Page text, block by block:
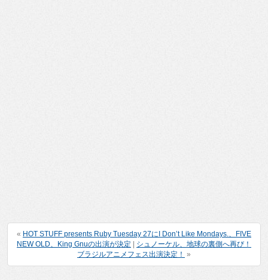
« HOT STUFF presents Ruby Tuesday 27にI Don’t Like Mondays.、FIVE
NEW OLD、King Gnuの出演が決定
シュノーケル、地球の裏側へ再び！
ブラジルアニメフェス出演決定！ »